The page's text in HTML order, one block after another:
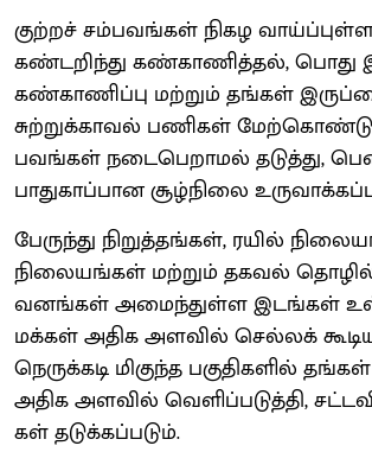
குற்றச் சம்​பவங்​கள் நிகழ
கண்​டறிந்து கண்​காணித்​தல், பொது
கண்​காணிப்பு மற்றும் தங்​கள்
சுற்​றுக்​காவல் பணி​கள் மேற்​கொண்டு
பவங்​கள் நடை​பெறாமல் தடுத்​து,
பாது​காப்​பான சூழ்​நிலை
பேருந்து நிறுத்​தங்​கள், ரயில்
நிலை​யங்​கள் மற்​றும் தகவல்
வனங்​கள் அமைந்​துள்ள இடங்​கள்
மக்​கள் அதிக அளவில் செல்லக்​
நெருக்​கடி மிகுந்த பகு​தி​களில்
அதிக அளவில் வெளிப்​படுத்​தி,
கள் தடுக்கப்படும்.